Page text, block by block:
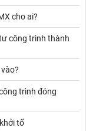
cho ai?
công trình thành
trình đóng
tố